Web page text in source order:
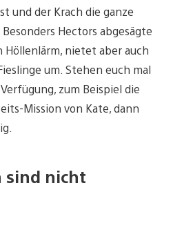
und der Krach die ganze
Hectors abgesägte
nietet aber auch
um. Stehen euch mal
zum Beispiel die
Mission von Kate, dann
sind nicht